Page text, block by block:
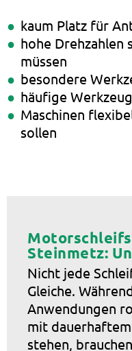
kaum Platz für
hohe Drehzahlen
müssen
besondere
häufige
Maschinen
sollen
Steinmetz:
Nicht jede
Gleiche.
Anwendungen
mit
stehen,